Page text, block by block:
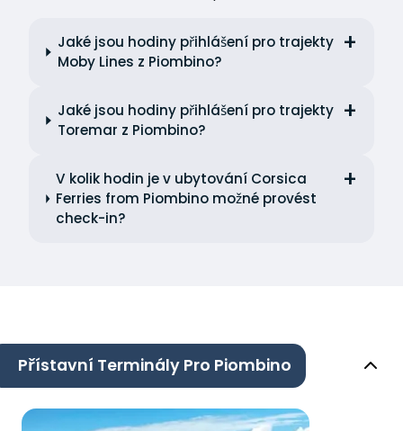
Jaké jsou hodiny přihlášení pro trajekty
Moby Lines z Piombino?
Jaké jsou hodiny přihlášení pro trajekty
Toremar z Piombino?
V kolik hodin je v ubytování Corsica
Ferries from Piombino možné provést
check-in?
Přístavní Terminály Pro Piombino